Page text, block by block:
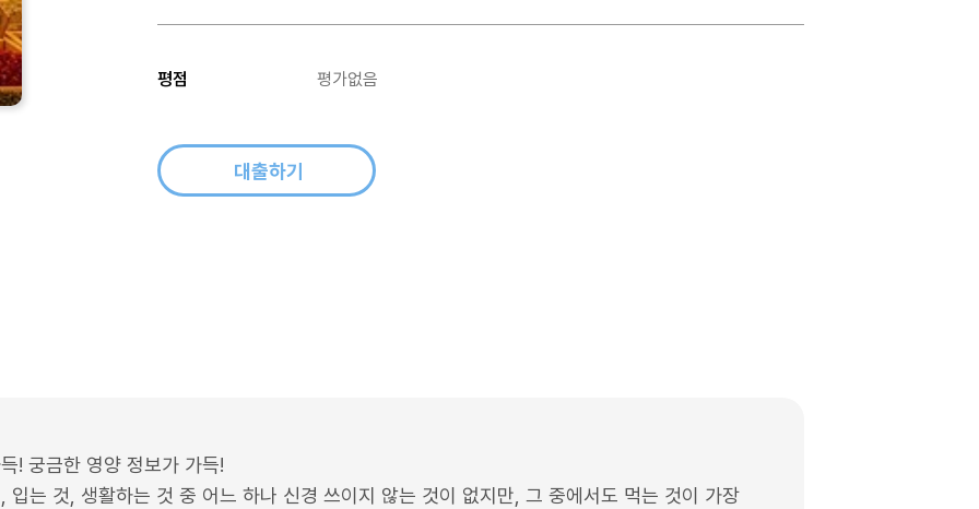
평점 평가없음
대출하기
! 궁금한 영양 정보가 가득!
입는 것, 생활하는 것 중 어느 하나 신경 쓰이지 않는 것이 없지만, 그 중에서도 먹는 것이 가장